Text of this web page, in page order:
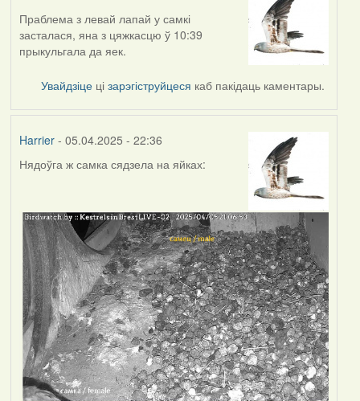
Праблема з левай лапай у самкі
засталася, яна з цяжкасцю ў 10:39
прыкульгала да яек.
Увайдзіце цізарэгіструйцеся каб пакідаць каментары.
Harrier- 05.04.2025 - 22:36
Нядоўга ж самка сядзела на яйках: